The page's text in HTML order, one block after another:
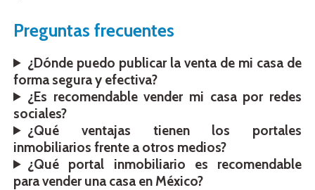
Preguntas frecuentes
¿Dónde puedo publicar la venta de mi casa de
forma segura y efectiva?
¿Es recomendable vender mi casa por redes
sociales?
¿Qué ventajas tienen los portales
inmobiliarios frente a otros medios?
¿Qué portal inmobiliario es recomendable
para vender una casa en México?